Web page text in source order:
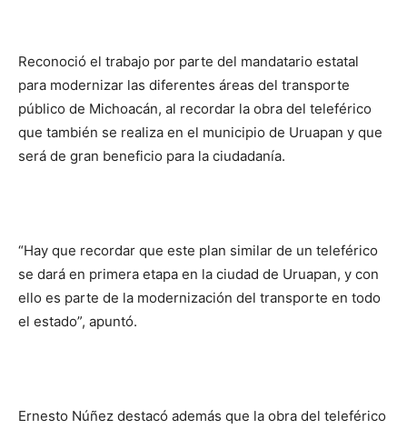
Reconoció el trabajo por parte del mandatario estatal
para modernizar las diferentes áreas del transporte
público de Michoacán, al recordar la obra del teleférico
que también se realiza en el municipio de Uruapan y que
será de gran beneficio para la ciudadanía.
“Hay que recordar que este plan similar de un teleférico
se dará en primera etapa en la ciudad de Uruapan, y con
ello es parte de la modernización del transporte en todo
el estado”, apuntó.
Ernesto Núñez destacó además que la obra del teleférico